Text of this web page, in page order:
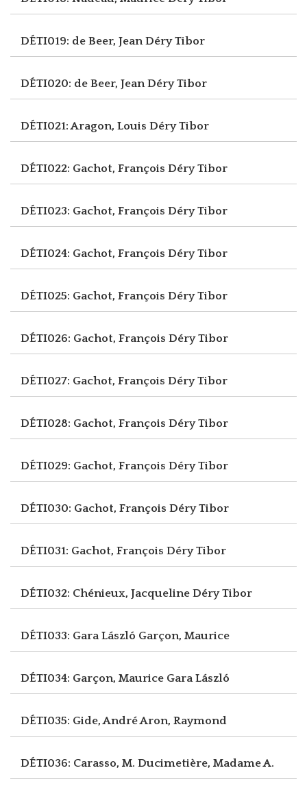
DÉTI019: de Beer, JeanDéry Tibor
DÉTI020: de Beer, JeanDéry Tibor
DÉTI021: Aragon, Louis Déry Tibor
DÉTI022: Gachot, François Déry Tibor
DÉTI023: Gachot, François Déry Tibor
DÉTI024: Gachot, François Déry Tibor
DÉTI025: Gachot, François Déry Tibor
DÉTI026: Gachot, François Déry Tibor
DÉTI027: Gachot, François Déry Tibor
DÉTI028: Gachot, François Déry Tibor
DÉTI029: Gachot, François Déry Tibor
DÉTI030: Gachot, François Déry Tibor
DÉTI031: Gachot, François Déry Tibor
DÉTI032: Chénieux, Jacqueline Déry Tibor
DÉTI033: Gara László Garçon, Maurice
DÉTI034: Garçon, Maurice Gara László
DÉTI035: Gide, AndréAron, Raymond
DÉTI036: Carasso, M. Ducimetière, Madame A.